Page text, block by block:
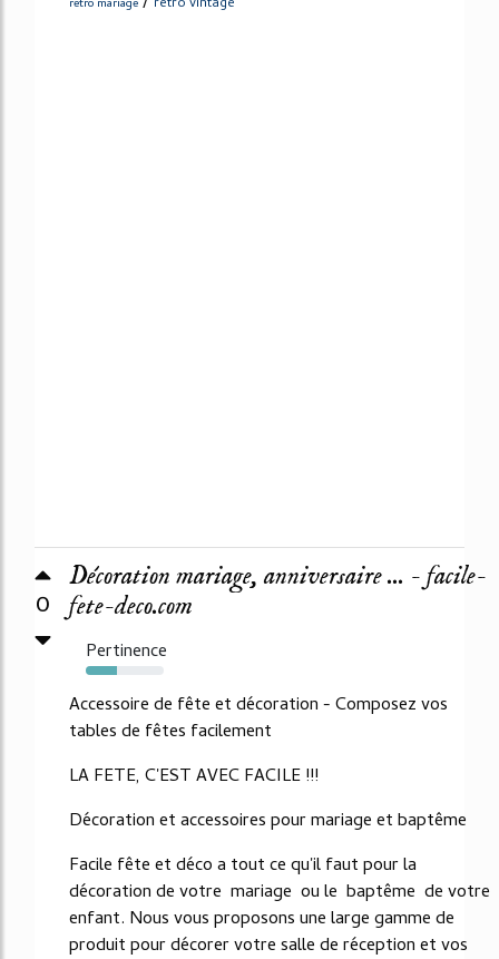
retro mariage
0
Décoration mariage, anniversaire ... - facile-
fete-deco.com
Pertinence
40%
Accessoire de fête et décoration - Composez vos
tables de fêtes facilement
LA FETE, C'EST AVEC FACILE !!!
Décoration et accessoires pour mariage et baptême
Facile fête et déco a tout ce qu'il faut pour la
décoration de votre mariage ou le baptême de votre
enfant. Nous vous proposons une large gamme de
produit pour décorer votre salle de réception et vos